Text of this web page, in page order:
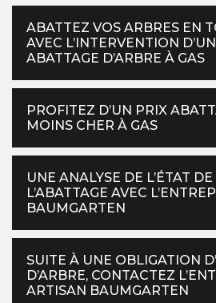
ABATTEZ VOS ARBRES EN
AVEC L’INTERVENTION
ABATTAGE D’ARBRE À GAS
PROFITEZ D’UN PRIX
MOINS CHER À GAS
UNE ANALYSE DE L’ÉTAT
L’ABATTAGE AVEC
BAUMGARTEN
SUITE À UNE OBLIGATION
D’ARBRE, CONTACTEZ
ARTISAN BAUMGARTEN